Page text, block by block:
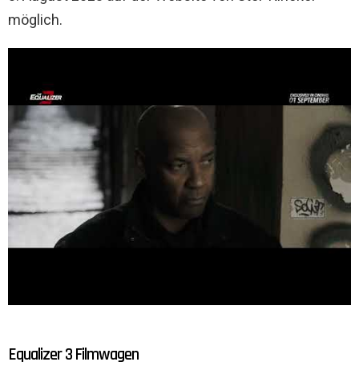
möglich.
Equalizer 3 Filmwagen